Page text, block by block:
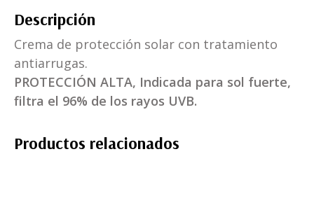
Descripción
Crema de protección solar con tratamiento
antiarrugas.
PROTECCIÓN ALTA, Indicada para sol fuerte,
filtra el 96% de los rayos UVB.
Productos relacionados